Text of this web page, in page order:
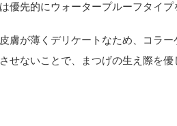
優先的にウォータープルーフタイプ
膚が薄くデリケートなため、コラ
せないことで、まつげの生え際を優